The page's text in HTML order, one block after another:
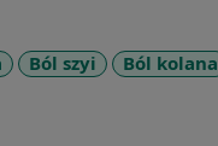
Ból szyi
Ból kolana